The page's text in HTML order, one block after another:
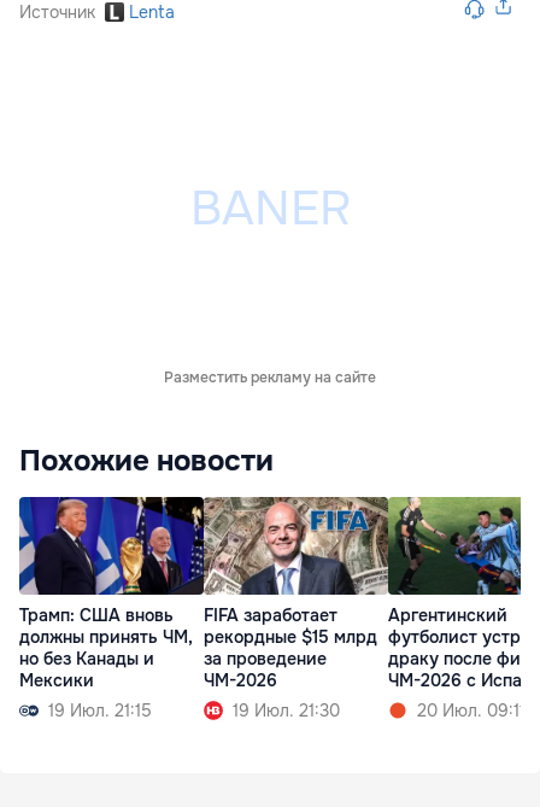
Источник Lenta
Разместить рекламу на сайте
Похожие новости
Трамп: США вновь
должны принять ЧМ,
но без Канады и
Мексики
19 Июл. 21:15
FIFA заработает
рекордные $15 млрд
за проведение
ЧМ-2026
19 Июл. 21:30
Аргентинский
футболист
драку после
ЧМ-2026 с
20 Июл. 09:11